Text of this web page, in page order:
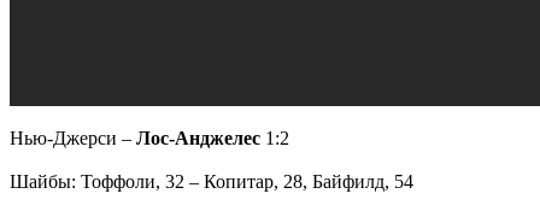
Нью-Джерси – Лос-Анджелес 1:2
Шайбы: Тоффоли, 32 – Копитар, 28, Байфилд, 54